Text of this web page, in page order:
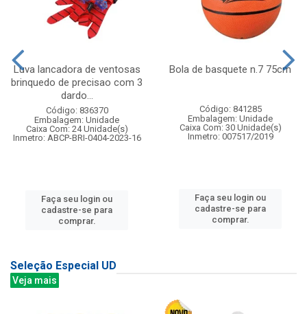
Luva lancadora de ventosas
brinquedo de precisao com 3
dardo...
Código: 836370
Embalagem: Unidade
Caixa Com: 24 Unidade(s)
Inmetro: ABCP-BRI-0404-2023-16
Faça seu login ou
cadastre-se para
comprar.
Bola de basquete n.7 75cm
Código: 841285
Embalagem: Unidade
Caixa Com: 30 Unidade(s)
Inmetro: 007517/2019
Faça seu login ou
cadastre-se para
comprar.
Seleção Especial UD
Veja mais